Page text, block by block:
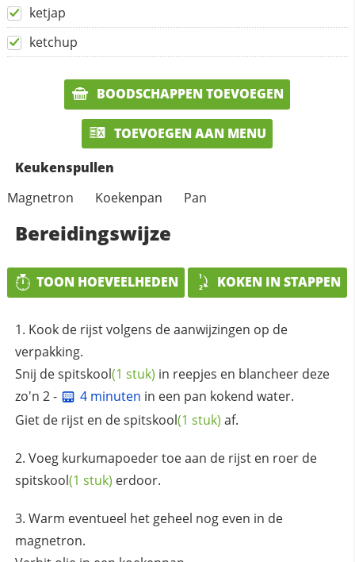
ketjap
ketchup
BOODSCHAPPEN TOEVOEGEN
TOEVOEGEN AAN MENU
Keukenspullen
Magnetron
Koekenpan Pan
Bereidingswijze
TOON HOEVEELHEDEN KOKEN IN STAPPEN
Kook de rijst volgens de aanwijzingen op de
verpakking.
Snij despitskool(1 stuk) in reepjes en blancheer deze
zo'n 2 -
4 minuten in een pan kokend water.
Giet de rijst en despitskool(1 stuk) af.
Voeg kurkumapoeder toe aan de rijst en roer de
spitskool(1 stuk) erdoor.
Warm eventueel het geheel nog even in de
magnetron.